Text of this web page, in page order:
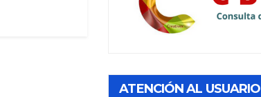
ATENCIÓN AL USUARIO